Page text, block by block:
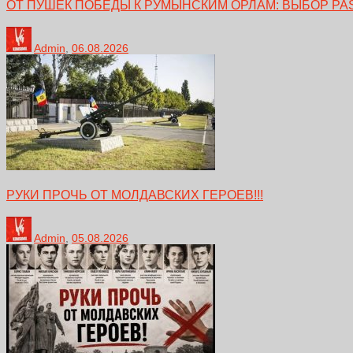
ОТ ПУШЕК ПОБЕДЫ К РУМЫНСКИМ ОРЛАМ: ВЫБОР
Admin 06.08.2026
РУКИ ПРОЧЬ ОТ МОЛДАВСКИХ ГЕРОЕВ!!!
Admin 05.08.2026